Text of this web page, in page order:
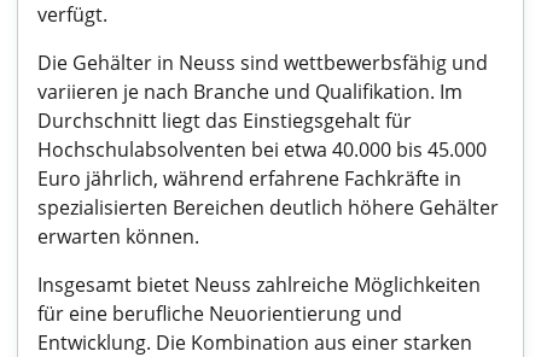
verfügt.
Die Gehälter in Neuss sind wettbewerbsfähig und
variieren je nach Branche und Qualifikation. Im
Durchschnitt liegt das Einstiegsgehalt für
Hochschulabsolventen bei etwa 40.000 bis 45.000
Euro jährlich, während erfahrene Fachkräfte in
spezialisierten Bereichen deutlich höhere Gehälter
erwarten können.
Insgesamt bietet Neuss zahlreiche Möglichkeiten
für eine berufliche Neuorientierung und
Entwicklung. Die Kombination aus einer starken